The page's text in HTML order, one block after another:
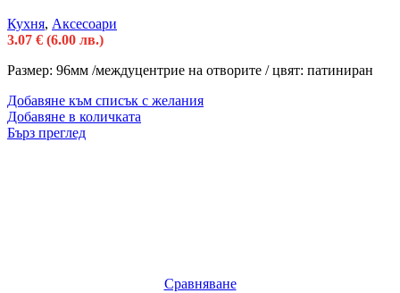
Кухня, Аксесоари
3.07 € (6.00 лв.)
Размер: 96мм /междуцентрие на отворите / цвят: патиниран
Добавяне към списък с желания
Добавяне в количката
Бърз преглед
Сравняване